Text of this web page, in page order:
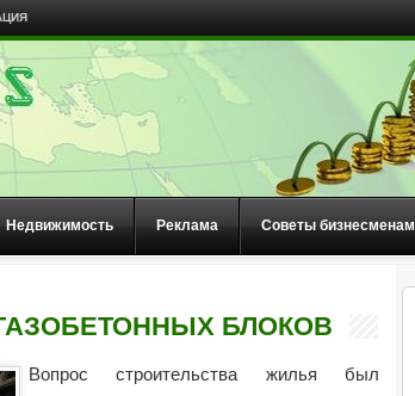
Недвижимость Реклама Советы бизнесменам
БЛОКОВ
Вопрос строительства жилья был